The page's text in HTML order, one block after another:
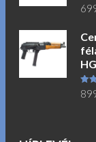
5.00
5.00